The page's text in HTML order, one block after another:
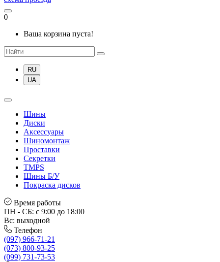
0
Ваша корзина пуста!
RU
UA
Шины
Диски
Аксессуары
Шиномонтаж
Проставки
Секретки
TMPS
Шины Б/У
Покраска дисков
Время работы
ПН - СБ: с 9:00 до 18:00
Вс: выходной
Телефон
(097) 966-71-21
(073) 800-93-25
(099) 731-73-53